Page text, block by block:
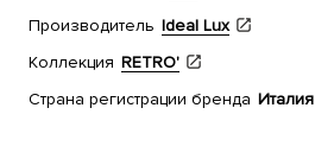
Производитель Ideal Lux
Коллекция RETRO'
Страна регистрации бренда Италия